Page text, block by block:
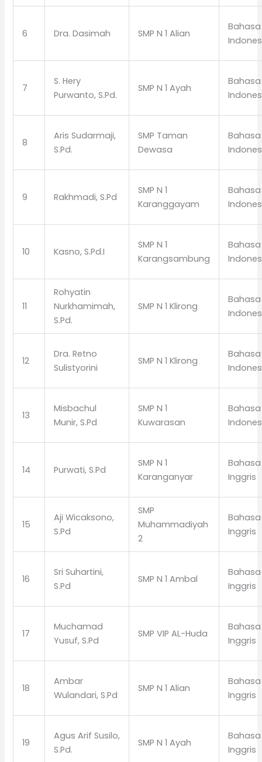
6 Dra. Dasimah SMP N 1 Alian
Bahasa
7
S. Hery
Purwanto, S.Pd.
SMP N 1 Ayah
Bahasa
8
Aris Sudarmaji,
S.Pd.
SMP Taman
Dewasa
Bahasa
9 Rakhmadi, S.Pd
SMP N 1
Karanggayam
Bahasa
10 Kasno, S.Pd.I
SMP N 1
Karangsambung
Bahasa
11
Rohyatin
Nurkhamimah,
S.Pd.
SMP N 1 Klirong
Bahasa
12
Dra. Retno
Sulistyorini
SMP N 1 Klirong
Bahasa
13
Misbachul
Munir, S.Pd
SMP N 1
Kuwarasan
Bahasa
14 Purwati, S.Pd
SMP N 1
Karanganyar
Bahasa
Inggris
15
Aji Wicaksono,
S.Pd
SMP
Muhammadiyah
2
Bahasa
Inggris
16
Sri Suhartini,
S.Pd
SMP N 1 Ambal
Bahasa
Inggris
17
Muchamad
Yusuf, S.Pd
SMP VIP AL-Huda
Bahasa
Inggris
18
Ambar
Wulandari, S.Pd
SMP N 1 Alian
Bahasa
Inggris
19
Agus Arif Susilo,
S.Pd.
SMP N 1 Ayah
Bahasa
Inggris